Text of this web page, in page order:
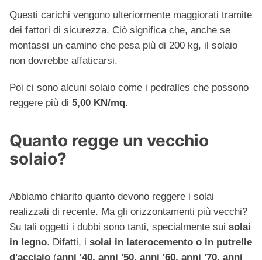
Questi carichi vengono ulteriormente maggiorati tramite
dei fattori di sicurezza. Ciò significa che, anche se
montassi un camino che pesa più di 200 kg, il solaio
non dovrebbe affaticarsi.
Poi ci sono alcuni solaio come i pedralles che possono
reggere più di 5,00 KN/mq.
Quanto regge un vecchio
solaio?
Abbiamo chiarito quanto devono reggere i solai
realizzati di recente. Ma gli orizzontamenti più vecchi?
Su tali oggetti i dubbi sono tanti, specialmente sui solai
in legno. Difatti, i solai in laterocemento o in putrelle
d'acciaio (anni '40, anni '50, anni '60, anni '70, anni